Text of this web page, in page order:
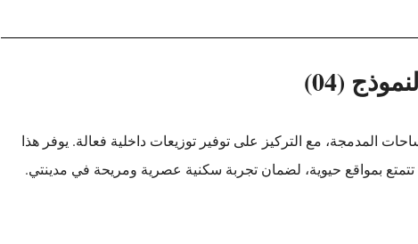
(04)
المدمجة، مع التركيز على توفير توزيعات داخلية فعالة. يوفر هذا
تتمتع بمواقع حيوية، لضمان تجربة سكنية عصرية ومريحة في مدينتي.